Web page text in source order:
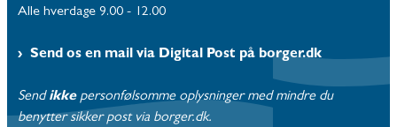
Alle hverdage 9.00 - 12.00
Send os en mail via Digital Post på borger.dk
Send ikke personfølsomme oplysninger med mindre du
benytter sikker post via borger.dk.